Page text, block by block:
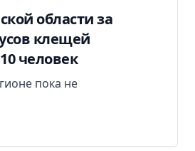
области за
клещей
человек
пока не